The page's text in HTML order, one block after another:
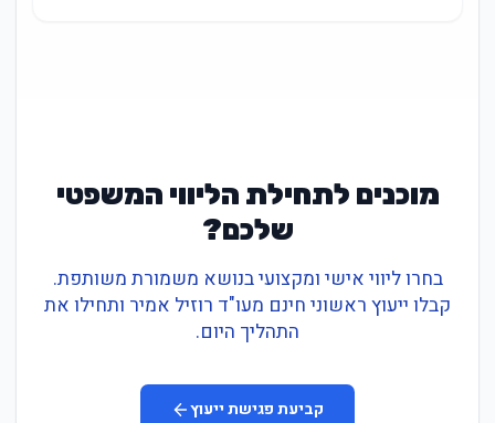
מוכנים לתחילת הליווי המשפטי
שלכם?
בחרו ליווי אישי ומקצועי בנושא משמורת משותפת.
קבלו ייעוץ ראשוני חינם מעו"ד רוזיל אמיר ותחילו את
התהליך היום.
קביעת פגישת ייעוץ